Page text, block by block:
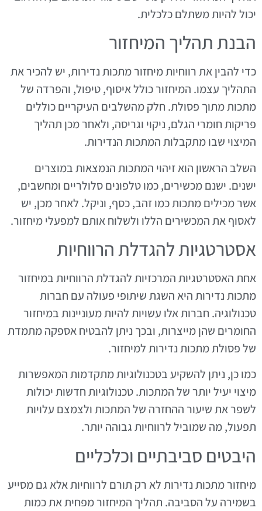
יכול להיות משתלם כלכלית.
הבנת תהליך המיחזור
כדי להבין את רווחיות מיחזור מתכות נדירות, יש להכיר את
התהליך עצמו. המיחזור כולל איסוף, טיפול, והפרדה של
מתכות מתוך פסולת. חלק מהשלבים העיקריים כוללים
פריקות חומרי הגלם, ניקוי וגריסה, ולאחר מכן תהליך
המיצוי שבו מתקבלות המתכות הנדירות.
השלב הראשון הוא זיהוי המתכות הנמצאות במוצרים
ישנים. ישנם מכשירים, כמו טלפונים סלולריים ומחשבים,
אשר מכילים מתכות כמו זהב, כסף, וניקל. לאחר מכן, יש
לאסוף את המכשירים הללו ולשלוח אותם למפעלי מיחזור.
אסטרטגיות להגדלת הרווחיות
אחת האסטרטגיות המרכזיות להגדלת הרווחיות במיחזור
מתכות נדירות היא השגת שיתופי פעולה עם חברות
טכנולוגיה. חברות אלו עשויות להיות מעוניינות במיחזור
החומרים שהן מייצרות, ובכך ניתן להבטיח אספקה מתמדת
של פסולת מתכות נדירות למיחזור.
כמו כן, ניתן להשקיע בטכנולוגיות מתקדמות המאפשרות
מיצוי יעיל יותר של המתכות. טכנולוגיות חדשות יכולות
לשפר את שיעור ההחזרה של המתכות ולצמצם עלויות
תפעול, מה שמוביל לרווחיות גבוהה יותר.
היבטים סביבתיים וכלכליים
מיחזור מתכות נדירות לא רק תורם לרווחיות אלא גם מסייע
בשמירה על הסביבה. תהליך המיחזור מפחית את כמות